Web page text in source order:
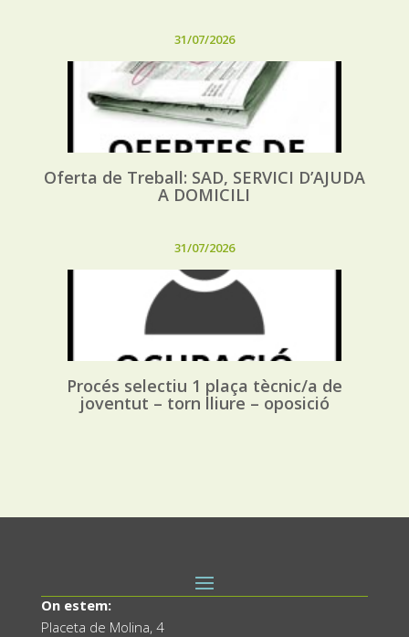
31/07/2026
Oferta de Treball: SAD, SERVICI D’AJUDA
A DOMICILI
31/07/2026
Procés selectiu 1 plaça tècnic/a de
joventut – torn lliure – oposició
On estem:
Placeta de Molina, 4